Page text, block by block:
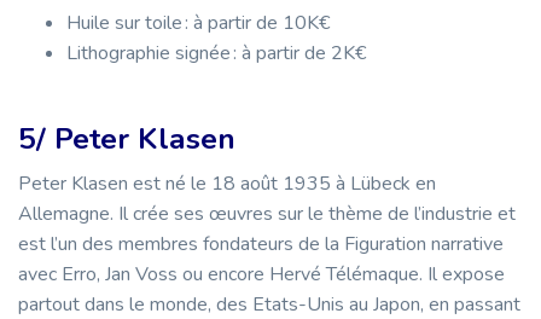
Huile sur toile : à partir de 10K€
Lithographie signée : à partir de 2K€
5/ Peter Klasen
Peter Klasen est né le 18 août 1935 à Lübeck en
Allemagne. Il crée ses œuvres sur le thème de l’industrie et
est l’un des membres fondateurs de la Figuration narrative
avec Erro, Jan Voss ou encore Hervé Télémaque. Il expose
partout dans le monde, des Etats-Unis au Japon, en passant